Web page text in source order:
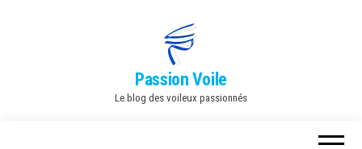
Passion Voile
Le blog des voileux passionnés